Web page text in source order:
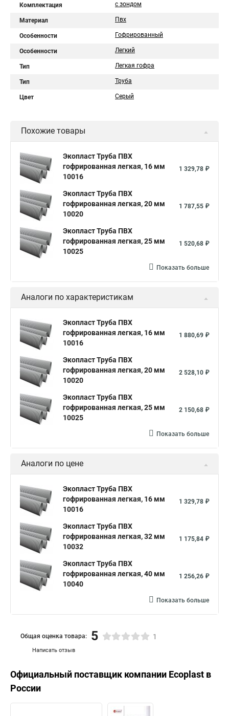
Комплектация с зондом
Материал Пвх
Особенности Гофрированный
Особенности Легкий
Тип Легкая гофра
Тип Труба
Цвет Серый
Похожие товары
Экопласт Труба ПВХ
гофрированная легкая, 16 мм
10016
1 329,78 ₽
Экопласт Труба ПВХ
гофрированная легкая, 20 мм
10020
1 787,55 ₽
Экопласт Труба ПВХ
гофрированная легкая, 25 мм
10025
1 520,68 ₽
Показать больше
Аналоги по характеристикам
Экопласт Труба ПВХ
гофрированная легкая, 16 мм
10016
1 880,69 ₽
Экопласт Труба ПВХ
гофрированная легкая, 20 мм
10020
2 528,10 ₽
Экопласт Труба ПВХ
гофрированная легкая, 25 мм
10025
2 150,68 ₽
Показать больше
Аналоги по цене
Экопласт Труба ПВХ
гофрированная легкая, 16 мм
10016
1 329,78 ₽
Экопласт Труба ПВХ
гофрированная легкая, 32 мм
10032
1 175,84 ₽
Экопласт Труба ПВХ
гофрированная легкая, 40 мм
10040
1 256,26 ₽
Показать больше
Написать отзыв
Общая оценка товара: 5 1
Официальный поставщик компании Ecoplast в
России